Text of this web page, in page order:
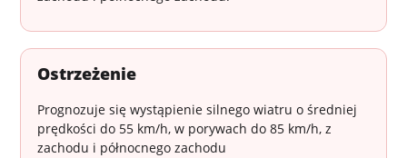
Ostrzeżenie
Prognozuje się wystąpienie silnego wiatru o średniej
prędkości do 55 km/h, w porywach do 85 km/h, z
zachodu i północnego zachodu